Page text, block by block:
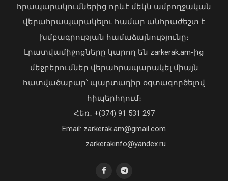
Քրեական ոստիկանները 318 գրամ
մեթամֆետամին են առգրավվել․
երկու անձ կալանավորվել է
08 Օգոստոս, 2026 12:59
կոտրում են Telegram, WhatsApp․
մեդիափորձագետ (տեսանյութ)
04 Օգոստոս, 2026 23:34
հրապարակումներից որևէ մեկն ամբողջական
վերահրապարակելու համար անհրաժեշտ է
խմբագրության համաձայնությունը։
Լրատվամիջոցները կարող են zarkerak.am-ից
մեջբերումներ վերահրապարակել միայն
հատվածաբար՝ պարտադիր օգտագործելով
հիպերհղում։
Հեռ․ +(374) 91 531 297
Email: zarkerak.am@gmail.com
zarkerakinfo@yandex.ru